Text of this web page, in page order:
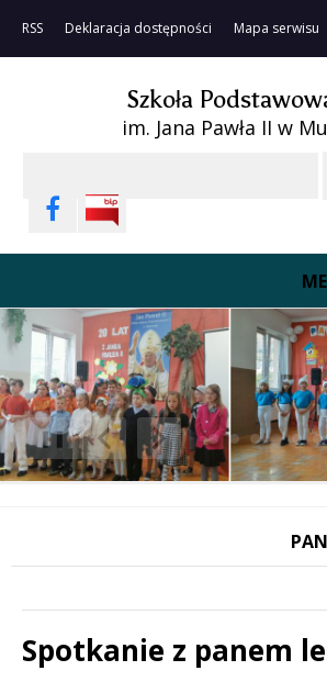
RSS Deklaracja dostępności Mapa serwisu
Szkoła
im. Jana Pawła II w
Poprzedni Element
Następny Element
❚❚
Spotkanie z panem